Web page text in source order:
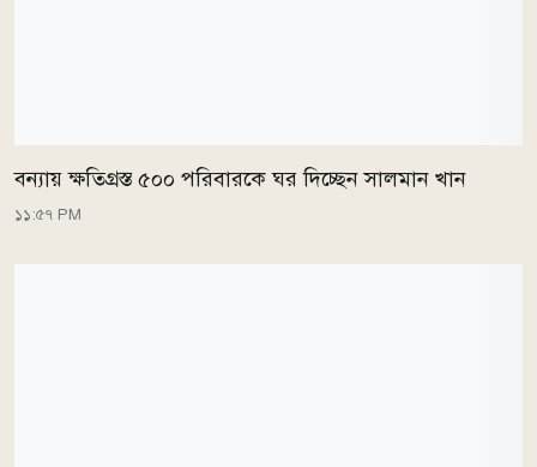
বন্যায় ক্ষতিগ্রস্ত ৫০০ পরিবারকে ঘর দিচ্ছেন সালমান খান
১১:৫৭ PM